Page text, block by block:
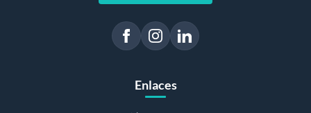
Enlaces